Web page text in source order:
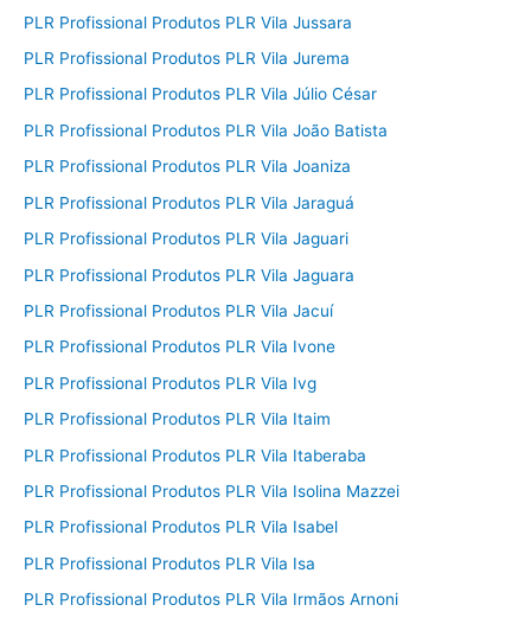
PLR Profissional Produtos PLR Vila Jussara
PLR Profissional Produtos PLR Vila Jurema
PLR Profissional Produtos PLR Vila Júlio César
PLR Profissional Produtos PLR Vila João Batista
PLR Profissional Produtos PLR Vila Joaniza
PLR Profissional Produtos PLR Vila Jaraguá
PLR Profissional Produtos PLR Vila Jaguari
PLR Profissional Produtos PLR Vila Jaguara
PLR Profissional Produtos PLR Vila Jacuí
PLR Profissional Produtos PLR Vila Ivone
PLR Profissional Produtos PLR Vila Ivg
PLR Profissional Produtos PLR Vila Itaim
PLR Profissional Produtos PLR Vila Itaberaba
PLR Profissional Produtos PLR Vila Isolina Mazzei
PLR Profissional Produtos PLR Vila Isabel
PLR Profissional Produtos PLR Vila Isa
PLR Profissional Produtos PLR Vila Irmãos Arnoni